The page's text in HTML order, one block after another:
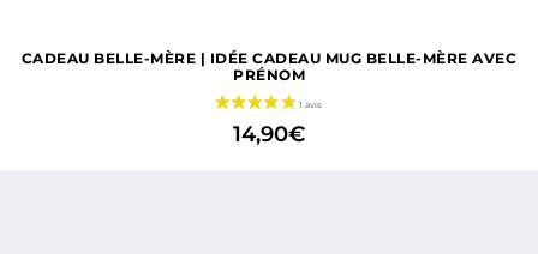
CADEAU BELLE-MÈRE | IDÉE CADEAU MUG BELLE-MÈRE AVEC
PRÉNOM
14,90€